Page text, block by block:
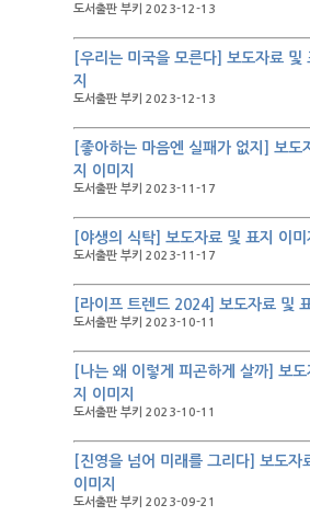
도서출판 부키 2023-12-13
[우리는 미국을 모른다] 보도자료 및
지
도서출판 부키 2023-12-13
[좋아하는 마음엔 실패가 없지] 보도
지 이미지
도서출판 부키 2023-11-17
[야생의 식탁] 보도자료 및 표지 이미
도서출판 부키 2023-11-17
[라이프 트렌드 2024] 보도자료 및
도서출판 부키 2023-10-11
[나는 왜 이렇게 피곤하게 살까] 보
지 이미지
도서출판 부키 2023-10-11
[진영을 넘어 미래를 그리다] 보도자
이미지
도서출판 부키 2023-09-21